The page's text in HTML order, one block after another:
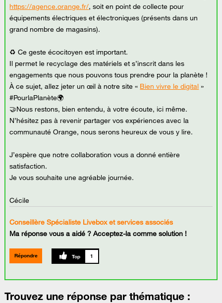
https://agence.orange.fr/, soit en point de collecte pour
équipements électriques et électroniques (présents dans un
grand nombre de magasins).
♻ Ce geste écocitoyen est important.
Il permet le recyclage des matériels et s’inscrit dans les
engagements que nous pouvons tous prendre pour la planète !
À ce sujet, allez jeter un œil à notre site « Bien vivre le digital »
#PourlaPlanète🌍
🤝Nous restons, bien entendu, à votre écoute, ici même.
N’hésitez pas à revenir partager vos expériences avec la
communauté Orange, nous serons heureux de vous y lire.
J’espère que notre collaboration vous a donné entière
satisfaction.
Je vous souhaite une agréable journée.
Cécile
Conseillère Spécialiste Livebox et services associés
Ma réponse vous a aidé ? Acceptez-la comme solution !
Répondre 1
Trouvez une réponse par thématique :